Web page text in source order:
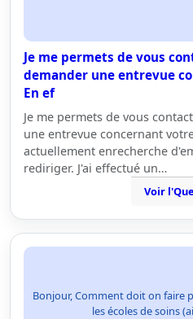
Je me permets de vous
demander une entrevue
En ef
Je me permets de vous
une entrevue concernant
actuellement enrecherche
rediriger. J'ai effectué un…
Voir
Bonjour, Comment doit on faire
les écoles de soins